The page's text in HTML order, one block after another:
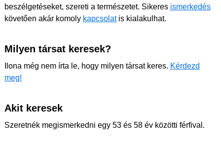
beszélgetéseket, szereti a természetet. Sikeres ismerkedés
követően akár komoly kapcsolatis kialakulhat.
Milyen társat keresek?
Ilona még nem írta le, hogy milyen társat keres. Kérdezd
meg!
Akit keresek
Szeretnék megismerkedni egy 53 és 58 év közötti férfival.